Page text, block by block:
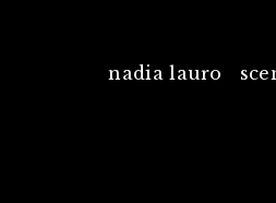
nadia lauro